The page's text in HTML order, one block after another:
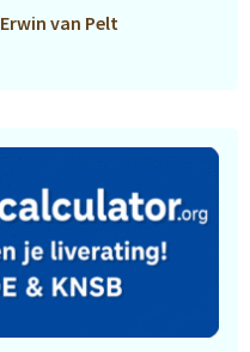
Erwin van Pelt